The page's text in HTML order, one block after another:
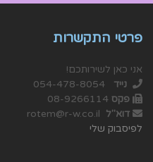
פרטי התקשרות
אני כאן לשירותכם!
נייד 054-478-8054
פקס
דוא"ל
לפיסבוק שלי